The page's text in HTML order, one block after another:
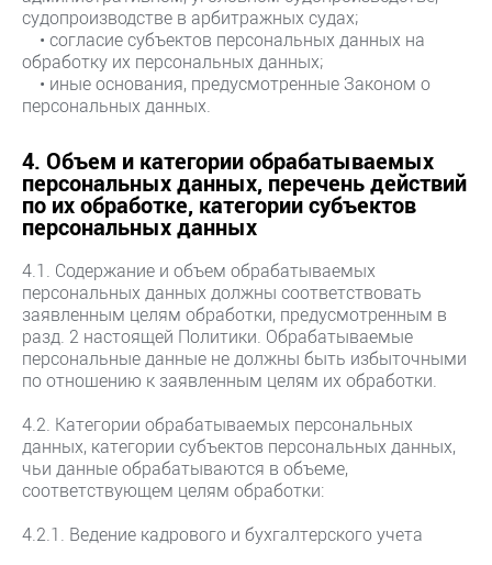
судопроизводстве в арбитражных судах;
• согласие субъектов персональных данных на
обработку их персональных данных;
• иные основания, предусмотренные Законом о
персональных данных.
4. Объем и категории обрабатываемых
персональных данных, перечень действий
по их обработке, категории субъектов
персональных данных
4.1. Содержание и объем обрабатываемых
персональных данных должны соответствовать
заявленным целям обработки, предусмотренным в
разд. 2 настоящей Политики. Обрабатываемые
персональные данные не должны быть избыточными
по отношению к заявленным целям их обработки.
4.2. Категории обрабатываемых персональных
данных, категории субъектов персональных данных,
чьи данные обрабатываются в объеме,
соответствующем целям обработки:
4.2.1. Ведение кадрового и бухгалтерского учета